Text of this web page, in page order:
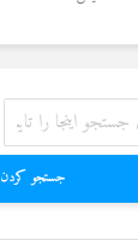
جستجو کردن